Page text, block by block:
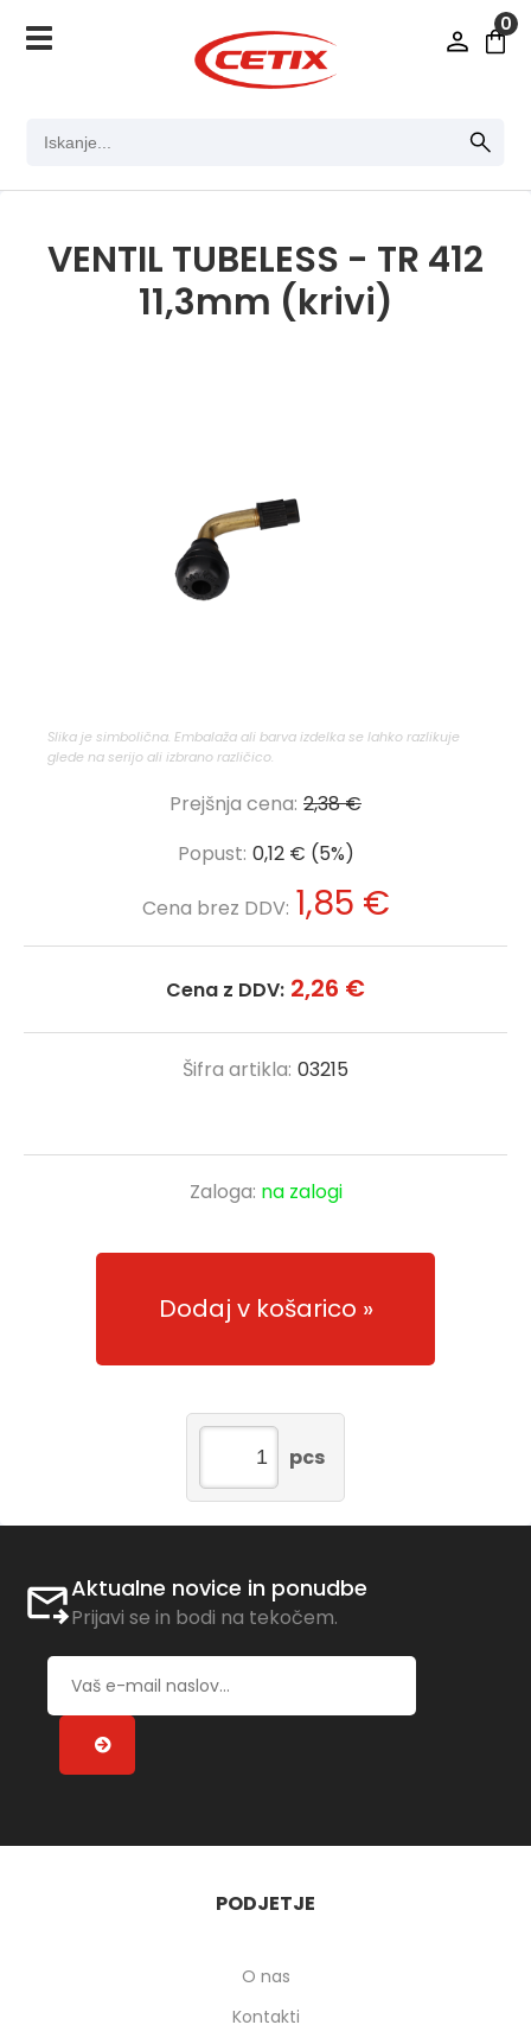
0
VENTIL TUBELESS - TR 412
11,3mm (krivi)
Slika je simbolična. Embalaža ali barva izdelka se lahko razlikuje
glede na serijo ali izbrano različico.
Prejšnja cena: 2,38 €
Popust: 0,12 € (5%)
Cena brez DDV: 1,85 €
Cena z DDV: 2,26 €
Šifra artikla: 03215
Zaloga: na zalogi
Dodaj v košarico
pcs
Aktualne novice in ponudbe
Prijavi se in bodi na tekočem.
PODJETJE
O nas
Kontakti